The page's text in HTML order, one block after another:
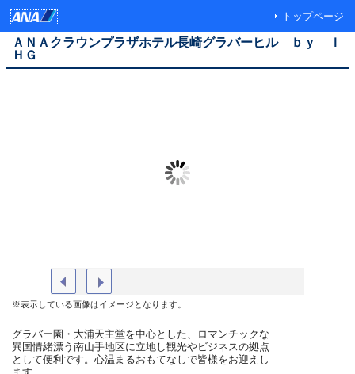
トップページ
ＡＮＡクラウンプラザホテル長崎グラバーヒル ｂｙ Ｉ
ＨＧ
※表示している画像はイメージとなります。
グラバー園・大浦天主堂を中心とした、ロマンチックな
異国情緒漂う南山手地区に立地し観光やビジネスの拠点
として便利です。心温まるおもてなしで皆様をお迎えし